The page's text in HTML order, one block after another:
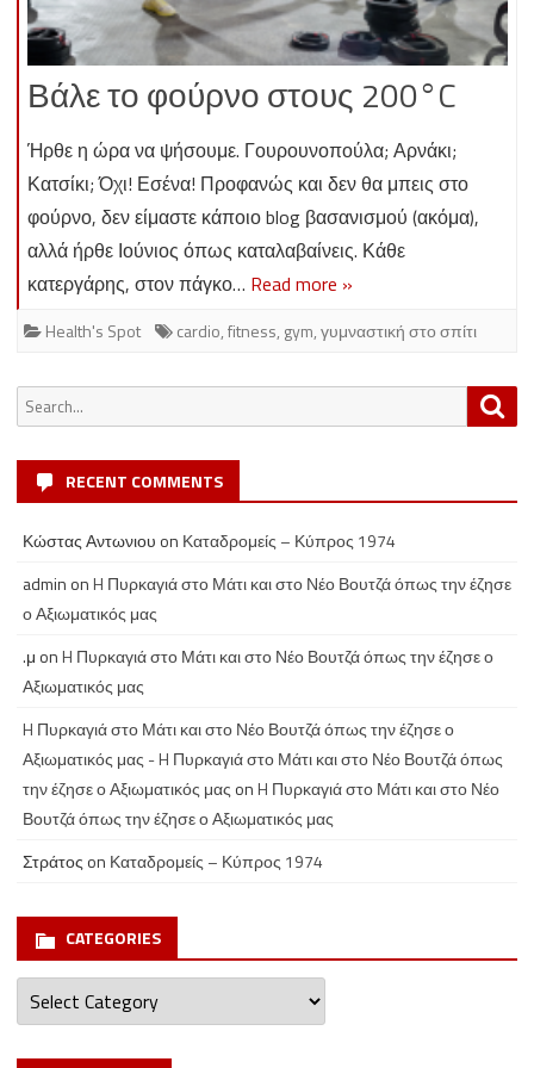
Βάλε το φούρνο στους 200°C
Ήρθε η ώρα να ψήσουμε. Γουρουνοπούλα; Αρνάκι;
Κατσίκι; Όχι! Εσένα! Προφανώς και δεν θα μπεις στο
φούρνο, δεν είμαστε κάποιο blog βασανισμού (ακόμα),
αλλά ήρθε Ιούνιος όπως καταλαβαίνεις. Κάθε
κατεργάρης, στον πάγκο… Read more »
Health's Spot cardio,fitness, gym,γυμναστική στο σπίτι
Search
for:
RECENT COMMENTS
Κώστας Αντωνιου on Καταδρομείς – Κύπρος 1974
admin onH Πυρκαγιά στο Μάτι και στο Νέο Βουτζά όπως την έζησε
ο Αξιωματικός μας
.μ onH Πυρκαγιά στο Μάτι και στο Νέο Βουτζά όπως την έζησε ο
Αξιωματικός μας
H Πυρκαγιά στο Μάτι και στο Νέο Βουτζά όπως την έζησε ο
Αξιωματικός μας - H Πυρκαγιά στο Μάτι και στο Νέο Βουτζά όπως
την έζησε ο Αξιωματικός μαςonH Πυρκαγιά στο Μάτι και στο Νέο
Βουτζά όπως την έζησε ο Αξιωματικός μας
Στράτοςon Καταδρομείς – Κύπρος 1974
CATEGORIES
Categories